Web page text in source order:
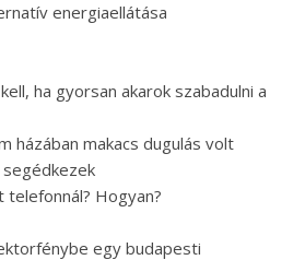
energiaellátása
ha gyorsan akarok szabadulni a
házában makacs dugulás volt
Hogyan?
egy budapesti